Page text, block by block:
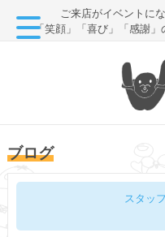
ご来店がイベントに
「笑顔」「喜び」「感謝
ブログ
スタッ